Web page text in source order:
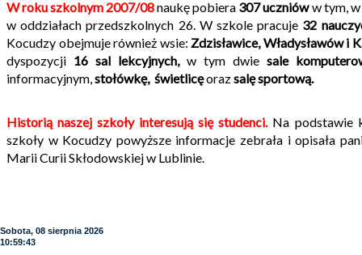
W roku szkolnym 2007/08naukę pobiera 307 ucznióww tym, w
w oddziałach przedszkolnych 26. W szkole pracuje 32
Kocudzy obejmuje również wsie: Zdzisławice, Władysławów i
dyspozycji 16 sal lekcyjnych,w tym dwie sale
informacyjnym,stołówkę, świetlicęorazsalę sportową.
Historią naszej szkoły interesują się studenci.Na podstawie
szkoły w Kocudzy powyższe informacje zebrała i opisała
Marii Curii Skłodowskiej w Lublinie.
Sobota, 08 sierpnia 2026
10:59:44